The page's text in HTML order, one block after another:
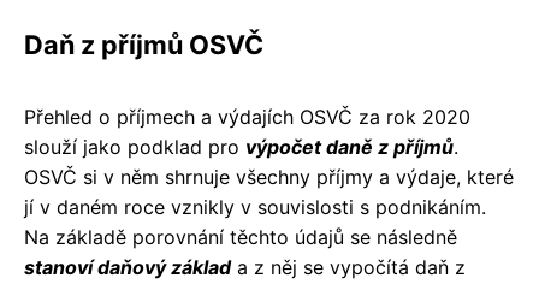
Daň z příjmů OSVČ
Přehled o příjmech a výdajích OSVČ za rok 2020
slouží jako podklad pro výpočet daně z příjmů.
OSVČ si v něm shrnuje všechny příjmy a výdaje, které
jí v daném roce vznikly v souvislosti s podnikáním.
Na základě porovnání těchto údajů se následně
stanoví daňový základa z něj se vypočítá daň z